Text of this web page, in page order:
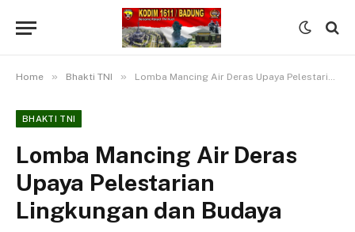
Home » Bhakti TNI » Lomba Mancing Air Deras Upaya Pelestarian Lingkungan dan Budaya
BHAKTI TNI
Lomba Mancing Air Deras
Upaya Pelestarian
Lingkungan dan Budaya